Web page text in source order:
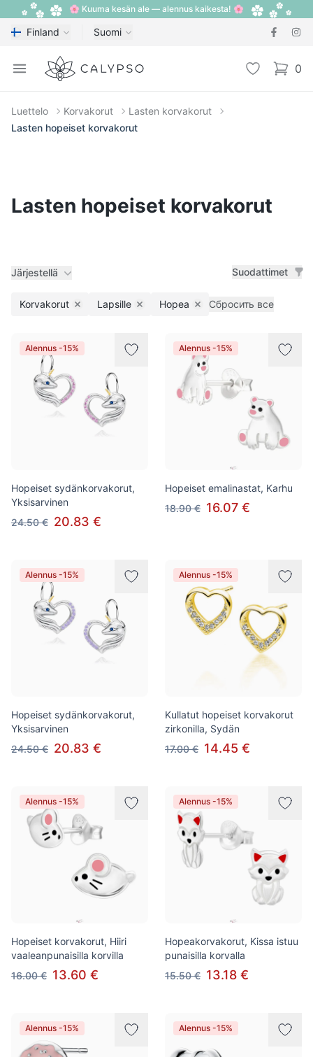
🌸 Kuuma kesän ale — alennus kaikesta! 🌸
Finland Suomi
Open menu
Calypso Toivelista 0
items
Luettelo Korvakorut
Lasten korvakorut
Lasten hopeiset korvakorut
Lasten hopeiset korvakorut
Järjestellä Suodattimet
Korvakorut Remove filter
Lapsille Remove filter
Hopea Remove filter
Сбросить все
Tuotteet
Alennus -15%
Hopeiset sydänkorvakorut,
Yksisarvinen
24.50 € 20.83 €
Alennus -15%
Hopeiset emalinastat, Karhu
18.90 € 16.07 €
Alennus -15%
Hopeiset sydänkorvakorut,
Yksisarvinen
24.50 € 20.83 €
Alennus -15%
Kullatut hopeiset korvakorut
zirkonilla, Sydän
17.00 € 14.45 €
Alennus -15%
Hopeiset korvakorut, Hiiri
vaaleanpunaisilla korvilla
16.00 € 13.60 €
Alennus -15%
Hopeakorvakorut, Kissa istuu
punaisilla korvalla
15.50 € 13.18 €
Alennus -15% Alennus -15%